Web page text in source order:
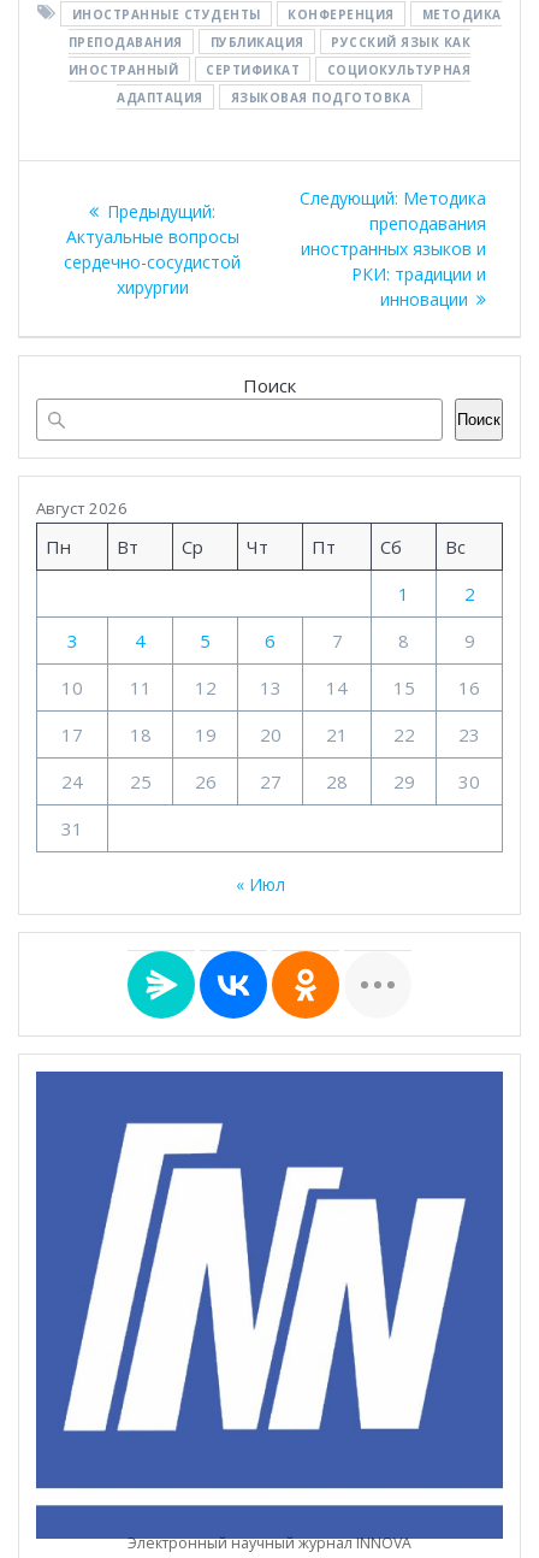
ИНОСТРАННЫЕ СТУДЕНТЫ КОНФЕРЕНЦИЯ
МЕТОДИКА
ПРЕПОДАВАНИЯ
ПУБЛИКАЦИЯ
РУССКИЙ ЯЗЫК КАК
ИНОСТРАННЫЙ
СЕРТИФИКАТ
СОЦИОКУЛЬТУРНАЯ
АДАПТАЦИЯ
ЯЗЫКОВАЯ ПОДГОТОВКА
по
записям
Предыдущий: Предыдущая
запись:
Актуальные вопросы
сердечно-сосудистой
хирургии
Следующий: Следующая
запись:
Методика
преподавания
иностранных языков и
РКИ: традиции и
инновации
Поиск
Поиск
Август 2026
Пн Вт Ср Чт Пт Сб
Вс
1
2
3
4 5 6 7 8
9
10
11 12 13 14 15
16
17
18 19 20 21 22
23
24
25 26 27 28 29
30
31
« Июл
Электронный научный журнал INNOVA